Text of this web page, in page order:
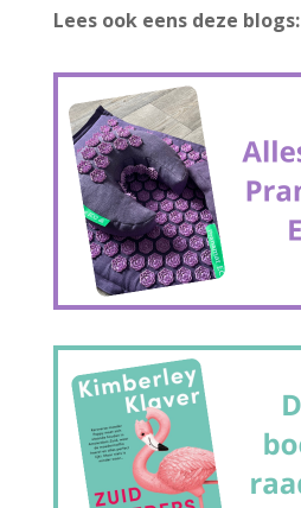
Lees ook eens deze blogs: